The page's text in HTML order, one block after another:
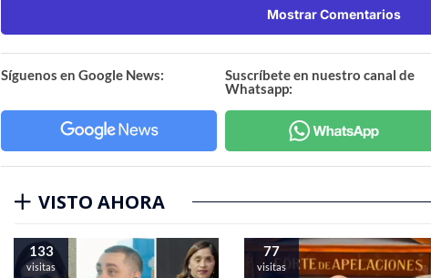
Mostrar Comentarios
Síguenos en Google News:
Suscríbete en nuestro canal de
Whatsapp:
VISTO AHORA
133
visitas
77
visitas